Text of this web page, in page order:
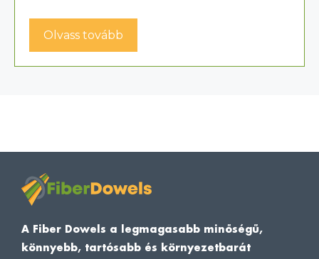
Olvass tovább
A Fiber Dowels a legmagasabb minőségű,
könnyebb, tartósabb és környezetbarát